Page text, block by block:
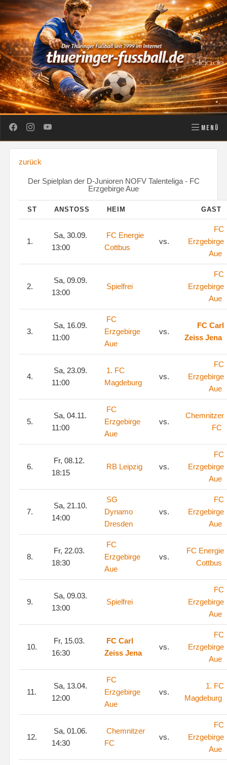
MENÜ
zurück
Der Spielplan der D-Junioren NOFV Talenteliga - FC
Erzgebirge Aue
ST ANSTOSS HEIM GAST
1.
Sa, 30.09.
13:00
FC Energie
Cottbus
vs.
FC
Erzgebirge
Aue
2.
Sa, 09.09.
13:00
Spielfrei
FC
Erzgebirge
Aue
3.
Sa, 16.09.
11:00
FC
Erzgebirge
Aue
vs.
FC Carl
Zeiss Jena
4.
Sa, 23.09.
11:00
1. FC
Magdeburg
vs.
FC
Erzgebirge
Aue
5.
Sa, 04.11.
11:00
FC
Erzgebirge
Aue
vs.
Chemnitzer
FC
6.
Fr, 08.12.
18:15
RB Leipzig vs.
FC
Erzgebirge
Aue
7.
Sa, 21.10.
14:00
SG
Dynamo
Dresden
vs.
FC
Erzgebirge
Aue
8.
Fr, 22.03.
18:30
FC
Erzgebirge
Aue
vs.
FC Energie
Cottbus
9.
Sa, 09.03.
13:00
Spielfrei
FC
Erzgebirge
Aue
10.
Fr, 15.03.
16:30
FC Carl
Zeiss Jena
vs.
FC
Erzgebirge
Aue
11.
Sa, 13.04.
12:00
FC
Erzgebirge
Aue
vs.
1. FC
Magdeburg
12.
Sa, 01.06.
14:30
Chemnitzer
FC
vs.
FC
Erzgebirge
Aue